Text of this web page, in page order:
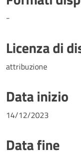
-
Licenza di
attribuzione
Data inizio
14/12/2023
Data fine